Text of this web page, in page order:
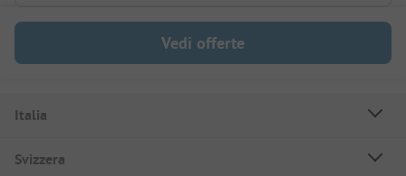
Vedi offerte
Italia
Svizzera